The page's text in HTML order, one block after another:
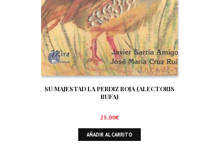
SU MAJESTAD LA PERDIZ ROJA (ALECTORIS
RUFA)
25,00€
AÑADIR AL CARRITO